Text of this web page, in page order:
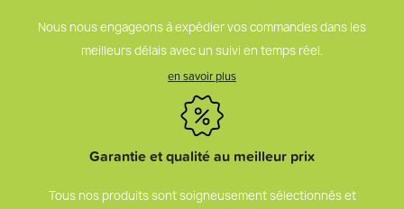
Nous nous engageons à expédier vos commandes dans les
meilleurs délais avec un suivi en temps réel.
en savoir plus
Garantie et qualité au meilleur prix
Tous nos produits sont soigneusement sélectionnés et